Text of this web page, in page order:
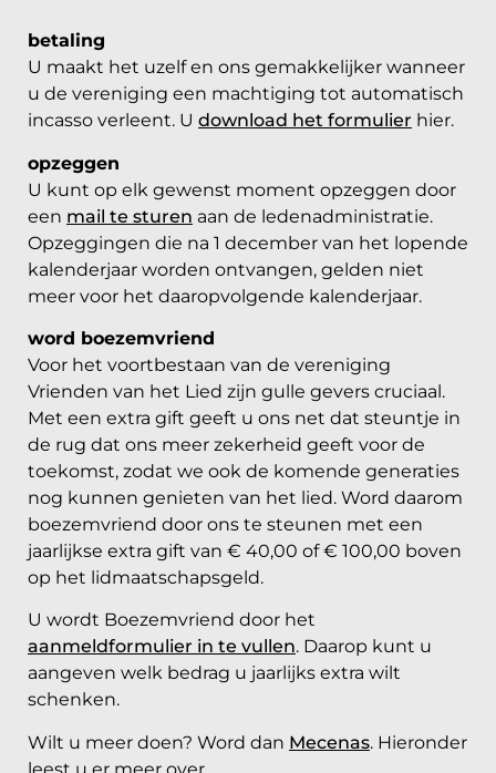
betaling
U maakt het uzelf en ons gemakkelijker wanneer
u de vereniging een machtiging tot automatisch
incasso verleent. U download het formulier hier.
opzeggen
U kunt op elk gewenst moment opzeggen door
een mail te sturen aan de ledenadministratie.
Opzeggingen die na 1 december van het lopende
kalenderjaar worden ontvangen, gelden niet
meer voor het daaropvolgende kalenderjaar.
word boezemvriend
Voor het voortbestaan van de vereniging
Vrienden van het Lied zijn gulle gevers cruciaal.
Met een extra gift geeft u ons net dat steuntje in
de rug dat ons meer zekerheid geeft voor de
toekomst, zodat we ook de komende generaties
nog kunnen genieten van het lied. Word daarom
boezemvriend door ons te steunen met een
jaarlijkse extra gift van € 40,00 of € 100,00 boven
op het lidmaatschapsgeld.
U wordt Boezemvriend door het
aanmeldformulier in te vullen. Daarop kunt u
aangeven welk bedrag u jaarlijks extra wilt
schenken.
Wilt u meer doen? Word dan Mecenas. Hieronder